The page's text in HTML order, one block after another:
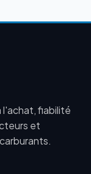
l'achat, fiabilité
et